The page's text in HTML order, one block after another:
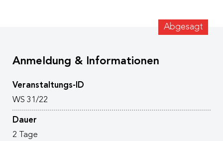
Abgesagt
Anmeldung & Informationen
Veranstaltungs-ID
WS 31/22
Dauer
2 Tage